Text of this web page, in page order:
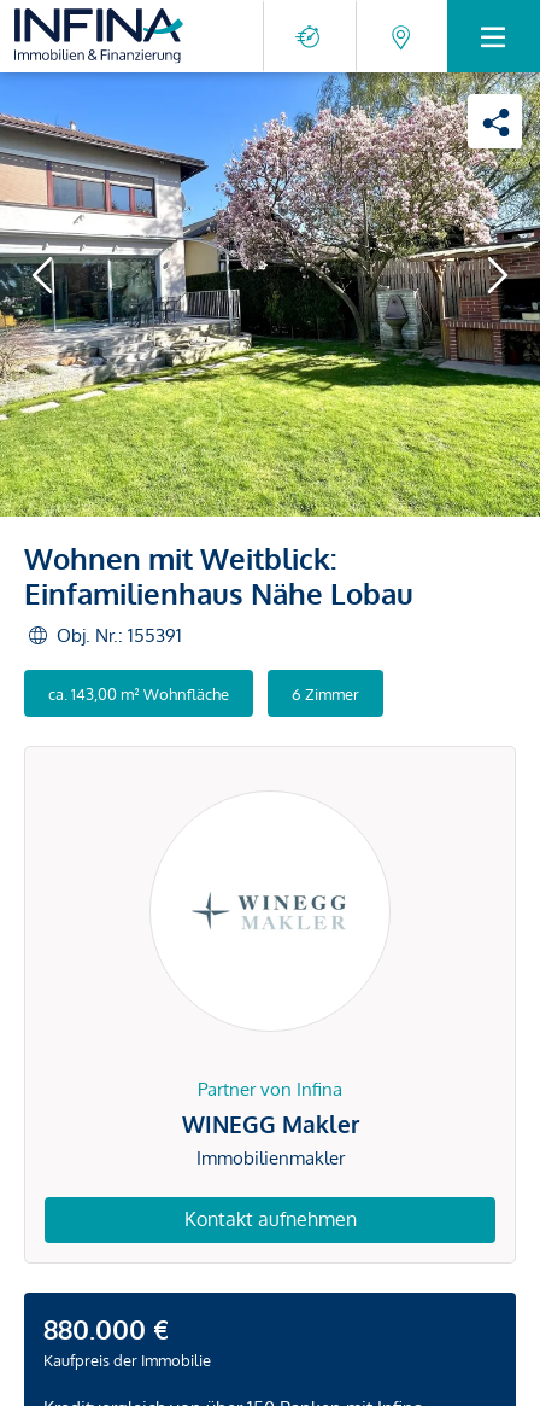
Wohnen mit Weitblick:
Einfamilienhaus Nähe Lobau
Obj. Nr.: 155391
ca. 143,00 m² Wohnfläche 6 Zimmer
Partner von Infina
WINEGG Makler
Immobilienmakler
Kontakt aufnehmen
880.000 €
Kaufpreis der Immobilie